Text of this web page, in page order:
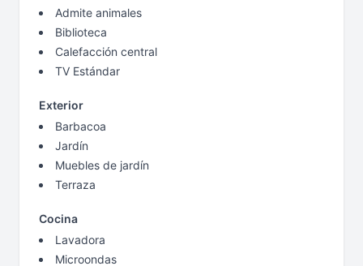
Admite animales
Biblioteca
Calefacción central
TV Estándar
Exterior
Barbacoa
Jardín
Muebles de jardín
Terraza
Cocina
Lavadora
Microondas